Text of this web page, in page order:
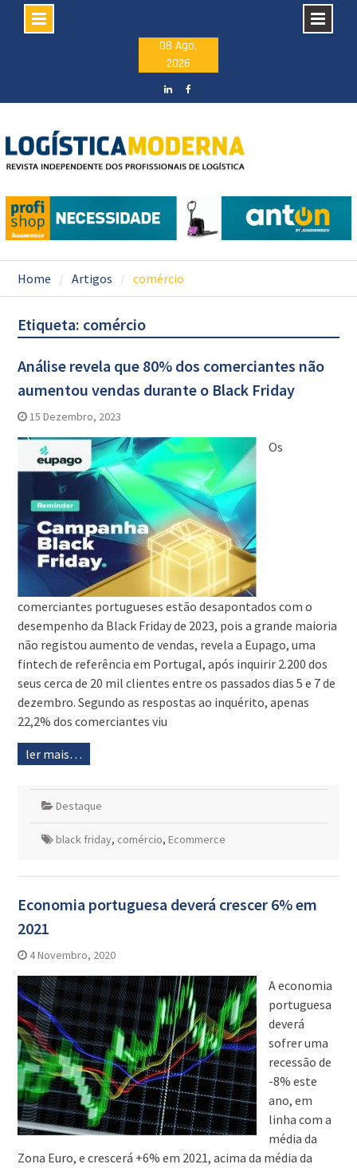
08 Ago,
2026
Home Artigos comércio
Etiqueta: comércio
Análise revela que 80% dos comerciantes não
aumentou vendas durante o Black Friday
15 Dezembro, 2023
Os
comerciantes portugueses estão desapontados com o
desempenho da Black Friday de 2023, pois a grande maioria
não registou aumento de vendas, revela a Eupago, uma
fintech de referência em Portugal, após inquirir 2.200 dos
seus cerca de 20 mil clientes entre os passados dias 5 e 7 de
dezembro. Segundo as respostas ao inquérito, apenas
22,2% dos comerciantes viu
ler mais…
Destaque
black friday, comércio, Ecommerce
Economia portuguesa deverá crescer 6% em
2021
4 Novembro, 2020
A economia
portuguesa
deverá
sofrer uma
recessão de
-8% este
ano, em
linha com a
média da
Zona Euro, e crescerá +6% em 2021, acima da média da